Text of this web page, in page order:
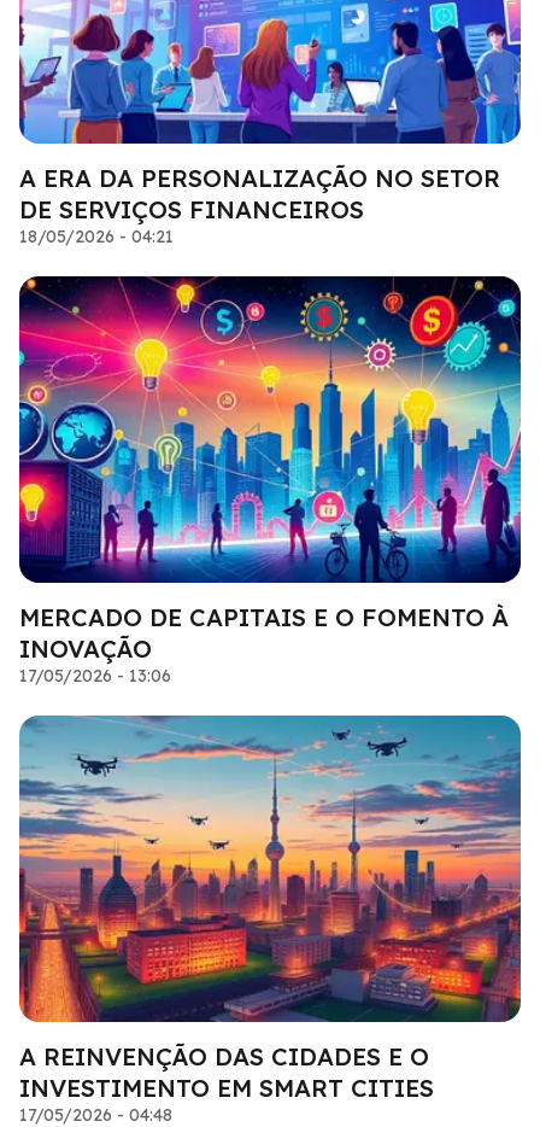
A ERA DA PERSONALIZAÇÃO NO SETOR
DE SERVIÇOS FINANCEIROS
18/05/2026 - 04:21
MERCADO DE CAPITAIS E O FOMENTO À
INOVAÇÃO
17/05/2026 - 13:06
A REINVENÇÃO DAS CIDADES E O
INVESTIMENTO EM SMART CITIES
17/05/2026 - 04:48